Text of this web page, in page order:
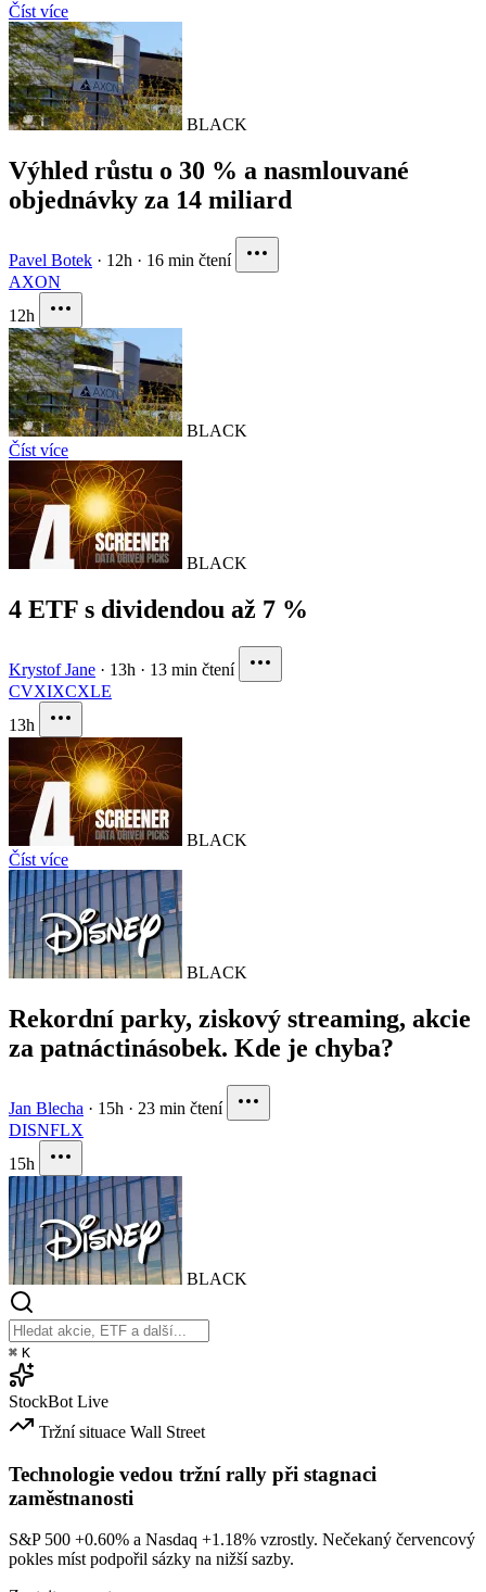
Číst více
BLACK
Výhled růstu o 30 % a nasmlouvané
objednávky za 14 miliard
Pavel Botek · 12h · 16 min čtení
AXON
12h
BLACK
Číst více
BLACK
4 ETF s dividendou až 7 %
Krystof Jane · 13h · 13 min čtení
CVXIXCXLE
13h
BLACK
Číst více
BLACK
Rekordní parky, ziskový streaming, akcie
za patnáctinásobek. Kde je chyba?
Jan Blecha · 15h · 23 min čtení
DISNFLX
15h
BLACK
⌘ K
StockBot Live
Tržní situace Wall Street
Technologie vedou tržní rally při stagnaci
zaměstnanosti
S&P 500 +0.60% a Nasdaq +1.18% vzrostly. Nečekaný červencový
pokles míst podpořil sázky na nižší sazby.